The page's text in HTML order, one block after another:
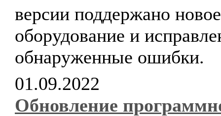
версии поддержано новое
оборудование и
обнаруженные ошибки.
01.09.2022
Обновление